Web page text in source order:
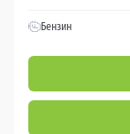
Бензин